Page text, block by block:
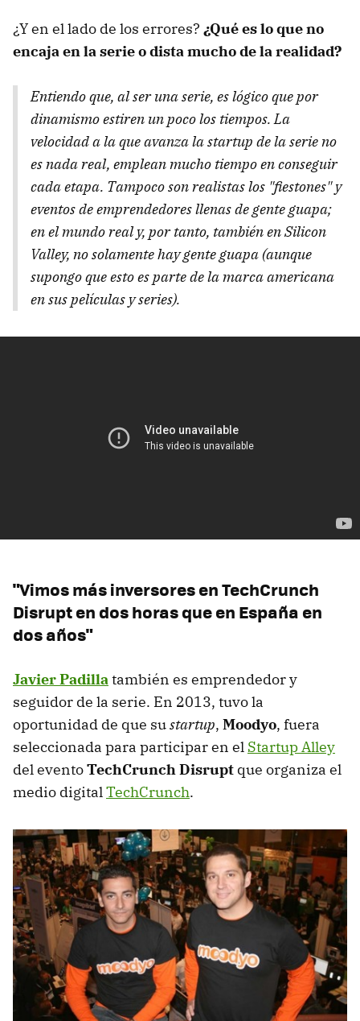
¿Y en el lado de los errores? ¿Qué es lo que no
encaja en la serie o dista mucho de la realidad?
Entiendo que, al ser una serie, es lógico que por
dinamismo estiren un poco los tiempos. La
velocidad a la que avanza lastartup de la serie no
es nada real, emplean mucho tiempo en conseguir
cada etapa. Tampoco son realistas los "fiestones" y
eventos de emprendedores llenas de gente guapa;
en el mundo real y, por tanto, también en Silicon
Valley, no solamente hay gente guapa (aunque
supongo que esto es parte de la marca americana
en sus películas y series).
"Vimos más inversores en TechCrunch
Disrupt en dos horas que en España en
dos años"
Javier Padillatambién es emprendedor y
seguidor de la serie. En 2013, tuvo la
oportunidad de que sustartup, Moodyo, fuera
seleccionada para participar en el Startup Alley
del eventoTechCrunch Disrupt que organiza el
medio digitalTechCrunch.